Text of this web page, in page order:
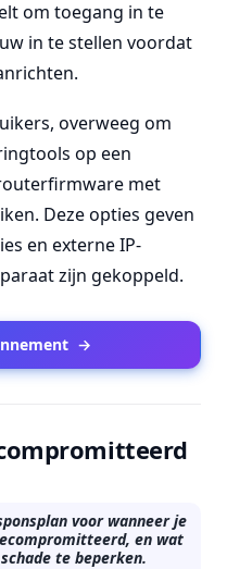
om toegang in te
in te stellen voordat
overweeg om
op een
met
Deze opties geven
en externe IP-
zijn gekoppeld.
→
voor wanneer je
en wat
te beperken.